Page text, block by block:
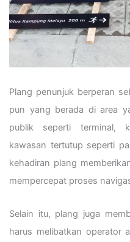
Plang penunjuk berperan
pun yang berada di area
publik seperti terminal,
kawasan tertutup seperti
kehadiran plang
mempercepat proses
Selain itu, plang juga
harus melibatkan operator